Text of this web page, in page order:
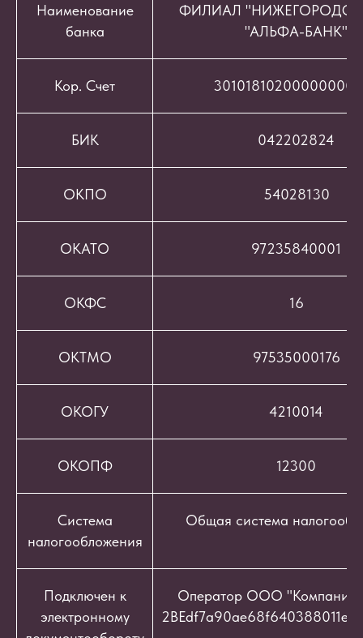
Наименование
банка
ФИЛИАЛ
"АЛЬФА-БАНК"
Кор. Счет
БИК 042202824
ОКПО 54028130
ОКАТО 97235840001
ОКФС 16
ОКТМО 97535000176
ОКОГУ 4210014
ОКОПФ 12300
Система
налогообложения
Общая система
Подключен к
электронному
Оператор ООО "Компания